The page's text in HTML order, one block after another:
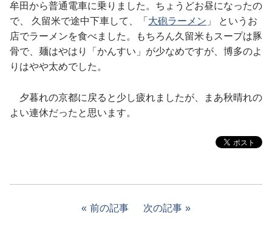
牟田から普通電車に乗りました。ちょうどお昼になったの
で、 久留米で途中下車して、「 大砲ラーメン 」 というお
店でラーメンを食べました。もちろん久留米もスープは豚
骨で、麺はやはり「かんすい」が少なめですが、博多のよ
りはやや太めでした。
夕暮れの京都に戻ると少し疲れましたが、まあ秋晴れの
よい連休だったと思います。
前の記事 次の記事